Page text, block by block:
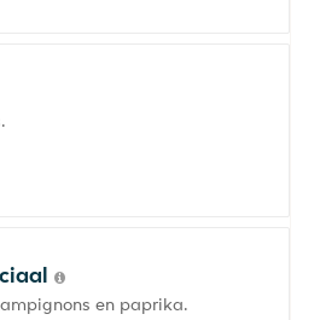
en paprika.